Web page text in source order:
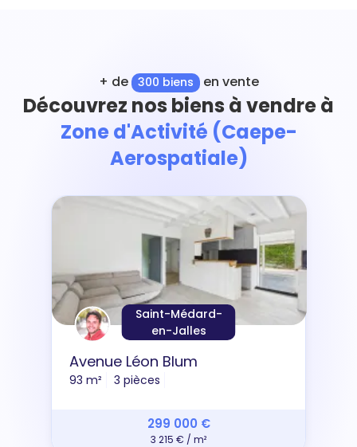
+ de 300 biens en vente
Découvrez nos biens à vendre à
Zone d'Activité (Caepe-
Aerospatiale)
Saint-Médard-
en-Jalles
Avenue Léon Blum
93 m² 3 pièces
299 000 €
3 215 € / m²